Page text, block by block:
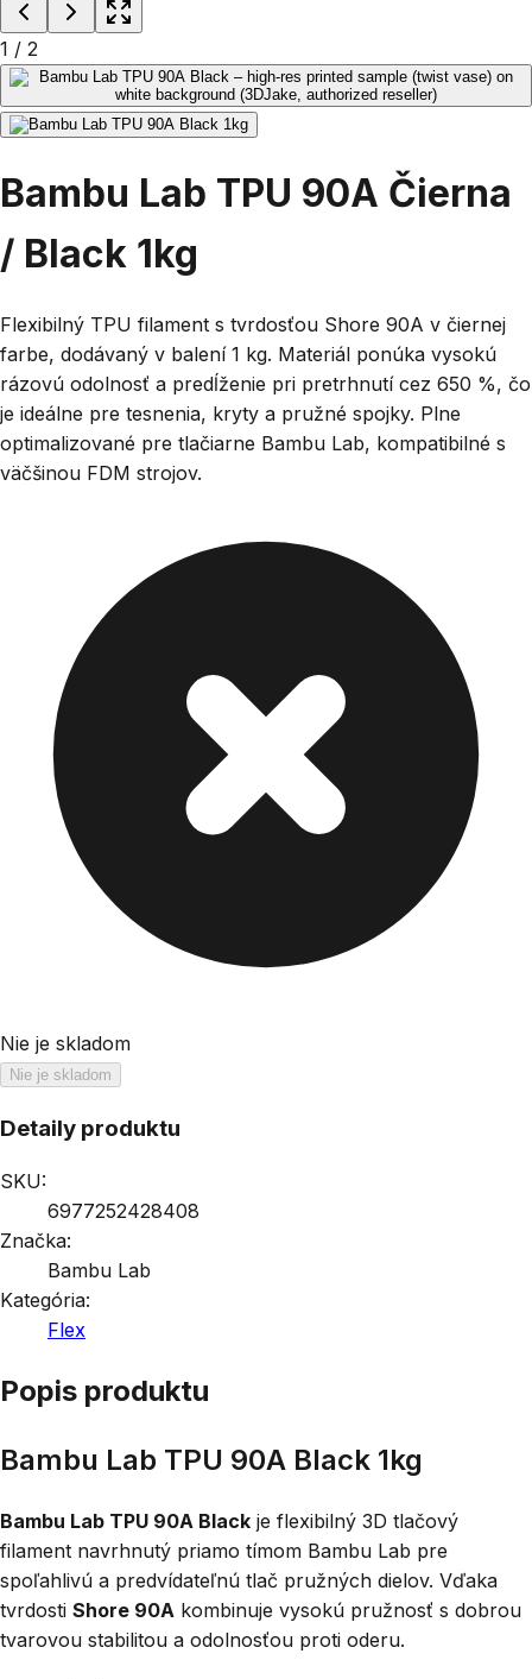
1 / 2
Bambu Lab TPU 90A Čierna
/ Black 1kg
Flexibilný TPU filament s tvrdosťou Shore 90A v čiernej
farbe, dodávaný v balení 1 kg. Materiál ponúka vysokú
rázovú odolnosť a predĺženie pri pretrhnutí cez 650 %, čo
je ideálne pre tesnenia, kryty a pružné spojky. Plne
optimalizované pre tlačiarne Bambu Lab, kompatibilné s
väčšinou FDM strojov.
Nie je skladom
Nie je skladom
Detaily produktu
SKU:
6977252428408
Značka:
Bambu Lab
Kategória:
Flex
Popis produktu
Bambu Lab TPU 90A Black 1kg
Bambu Lab TPU 90A Black je flexibilný 3D tlačový
filament navrhnutý priamo tímom Bambu Lab pre
spoľahlivú a predvídateľnú tlač pružných dielov. Vďaka
tvrdosti Shore 90A kombinuje vysokú pružnosť s dobrou
tvarovou stabilitou a odolnosťou proti oderu.